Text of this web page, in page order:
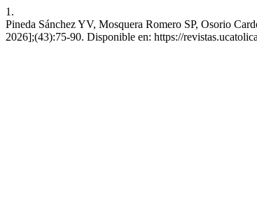
1.
Pineda Sánchez YV, Mosquera Romero SP, Osorio
2026];(43):75-90. Disponible en: https://